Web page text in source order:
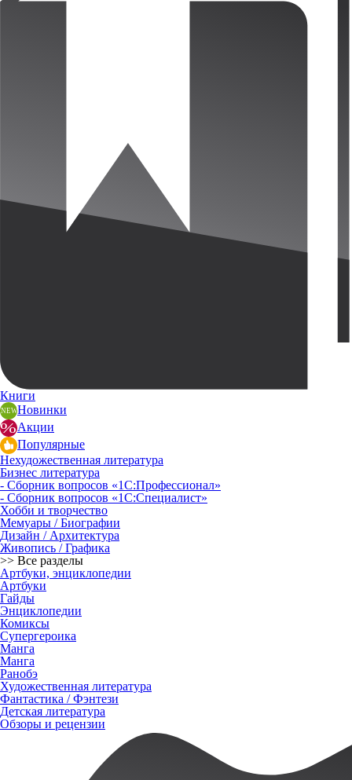
Книги
Новинки
Акции
Популярные
Нехудожественная литература
Бизнес литература
- Сборник вопросов «1С:Профессионал»
- Сборник вопросов «1С:Специалист»
Хобби и творчество
Мемуары / Биографии
Дизайн / Архитектура
Живопись / Графика
>> Все разделы
Артбуки, энциклопедии
Артбуки
Гайды
Энциклопедии
Комиксы
Супергероика
Манга
Манга
Ранобэ
Художественная литература
Фантастика / Фэнтези
Детская литература
Обзоры и рецензии